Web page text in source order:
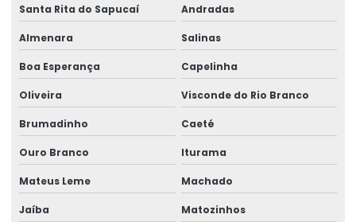
Pontes rolante swf
Pontes rolante e talhas para ambientes perigosos
Projetos especiais em pontes rolantes
Projetos especiais em talhas elétricas
Radio controle para ponte rolante
Reforma de caminho de rolamento
Reforma De Equipamentos De Movimentação De Cargas
Santa Rita do Sapucaí Andradas
Almenara Salinas
Boa Esperança Capelinha
Oliveira Visconde do Rio Branco
Brumadinho Caeté
Ouro Branco Iturama
Mateus Leme Machado
Jaíba Matozinhos